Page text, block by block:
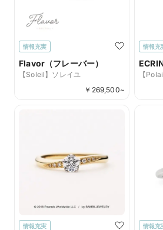
情報充実
Flavor（フレーバー）
【Soleil】ソレイユ
￥ 269,500~
情報充
【
情報充実 情報充